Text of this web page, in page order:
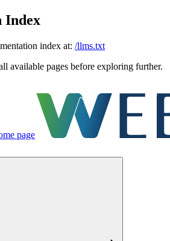
Index
index at: /llms.txt
available pages before exploring further.
page